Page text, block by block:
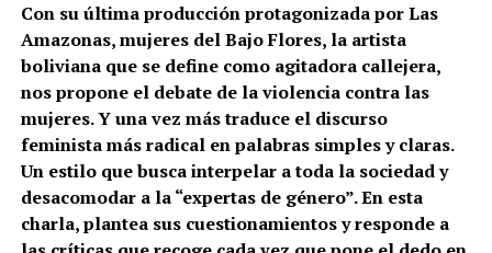
Con su última producción protagonizada por Las
Amazonas, mujeres del Bajo Flores, la artista
boliviana que se define como agitadora callejera,
nos propone el debate de la violencia contra las
mujeres. Y una vez más traduce el discurso
feminista más radical en palabras simples y claras.
Un estilo que busca interpelar a toda la sociedad y
desacomodar a la “expertas de género”. En esta
charla, plantea sus cuestionamientos y responde a